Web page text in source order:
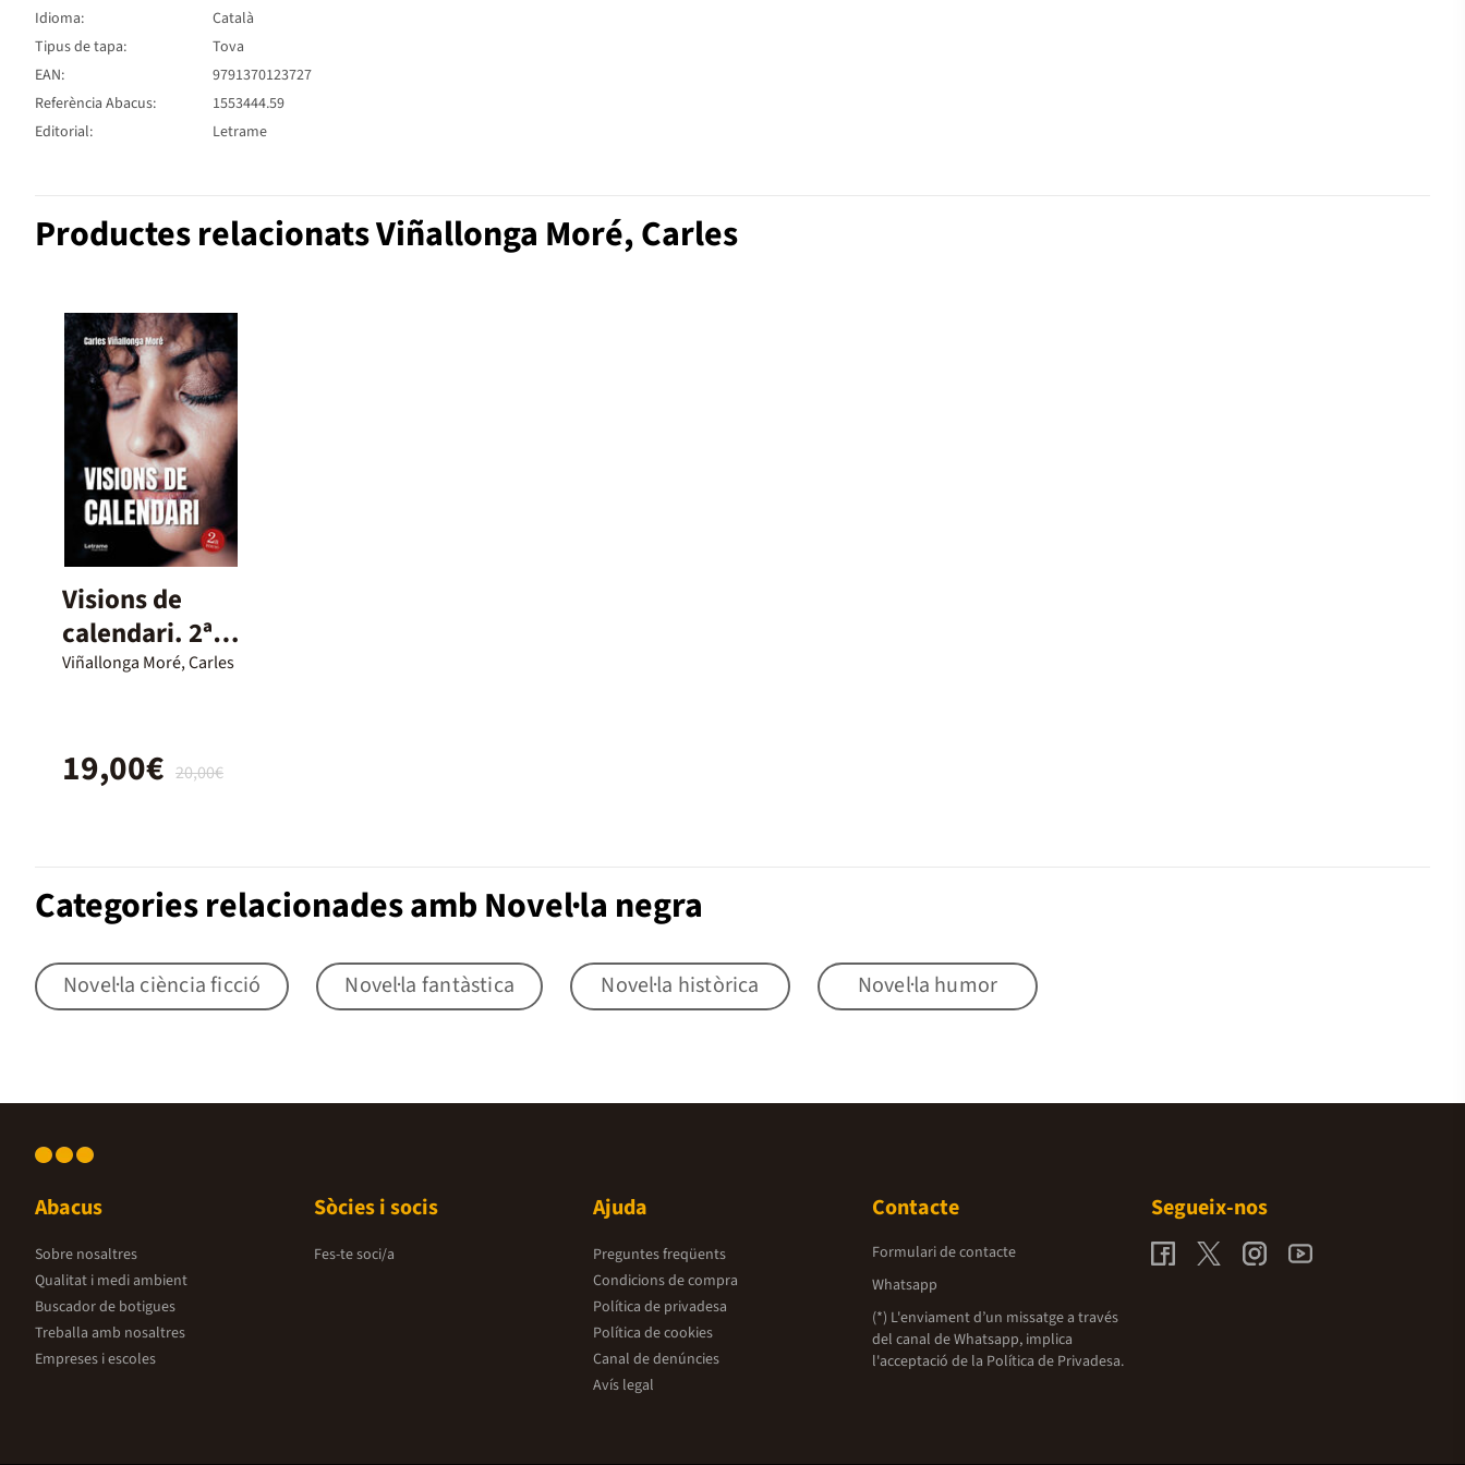
Idioma:
Català
Tipus de tapa:
Tova
EAN:
9791370123727
Referència Abacus:
1553444.59
Editorial:
Letrame
Productes relacionats Viñallonga Moré, Carles
Visions de
calendari. 2ª
Edición
Viñallonga Moré, Carles
20,00€
19,00€
Categories relacionades amb Novel·la negra
Novel·la ciència ficció Novel·la fantàstica Novel·la històrica Novel·la humor
Abacus
Sobre nosaltres
Qualitat i medi ambient
Buscador de botigues
Treballa amb nosaltres
Empreses i escoles
Sòcies i socis
Fes-te soci/a
Ajuda
Preguntes freqüents
Condicions de compra
Política de privadesa
Política de cookies
Canal de denúncies
Avís legal
Contacte
Formulari de contacte
Whatsapp
(*) L'enviament d’un missatge a través
del canal de Whatsapp, implica
l'acceptació de la Política de Privadesa.
Segueix-nos